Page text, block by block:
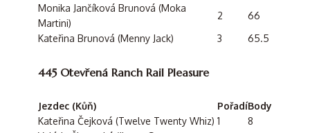
Monika Jančíková Brunová (Moka
Martini)
2
66
Kateřina Brunová (Menny Jack)
3 65.5
445 Otevřená Ranch Rail Pleasure
Jezdec (Kůň) PořadíBody
Kateřina Čejková (Twelve Twenty Whiz) 1
8